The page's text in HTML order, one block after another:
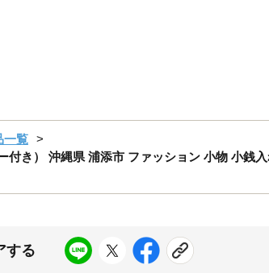
一覧
き） 沖縄県 浦添市 ファッション 小物 小銭
する